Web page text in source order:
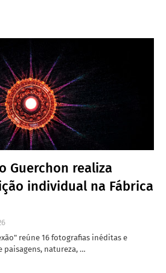
Guerchon realiza
individual na Fábrica
reúne 16 fotografias inéditas e
paisagens, natureza, …